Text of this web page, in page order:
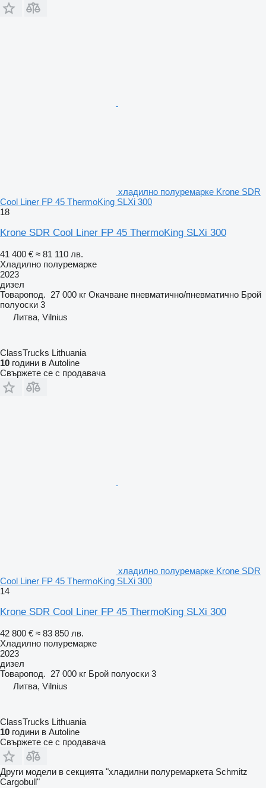
хладилно полуремарке Krone SDR
Cool Liner FP 45 ThermoKing SLXi 300
18
Krone SDR Cool Liner FP 45 ThermoKing SLXi 300
41 400 € ≈ 81 110 лв.
Хладилно полуремарке
2023
дизел
Товаропод. 27 000 кг Окачване пневматично/пневматично Брой
полуоски 3
Литва, Vilnius
ClassTrucks Lithuania
10 години в Autoline
Свържете се с продавача
хладилно полуремарке Krone SDR
Cool Liner FP 45 ThermoKing SLXi 300
14
Krone SDR Cool Liner FP 45 ThermoKing SLXi 300
42 800 € ≈ 83 850 лв.
Хладилно полуремарке
2023
дизел
Товаропод. 27 000 кг Брой полуоски 3
Литва, Vilnius
ClassTrucks Lithuania
10 години в Autoline
Свържете се с продавача
Други модели в секцията "хладилни полуремаркета Schmitz
Cargobull"